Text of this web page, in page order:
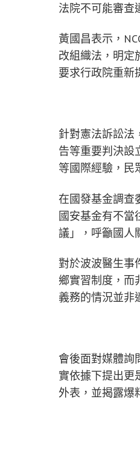
法院不可能審查
黃國昌表示，
改組織法，明定
要求行政院重新
針對憲法訴訟法
告等重要判決設
等國際經驗，民
在國發基金調查
國安基金有不當
議」，呼籲國人
對於波波醫生事
鄉實習制度，而
義務的情況並非
會後面對媒體詢
實依據下提出更
外表，並揭露爆